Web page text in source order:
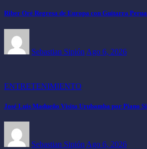
Riber Oré Regresa de Europa con Guitarra
Sebastian Sipión Ago 6, 2026
ENTRETENIMIENTO
José Luis Madueño Visita Urubamba por Piano
Sebastian Sipión Ago 6, 2026